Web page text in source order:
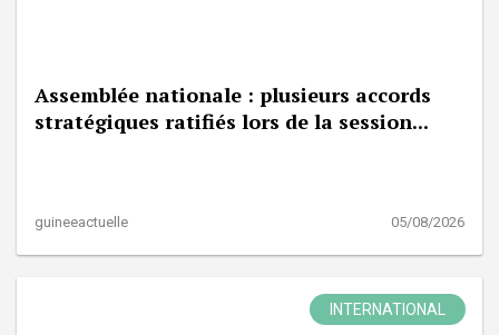
Assemblée nationale : plusieurs accords
stratégiques ratifiés lors de la session...
guineeactuelle 05/08/2026
INTERNATIONAL